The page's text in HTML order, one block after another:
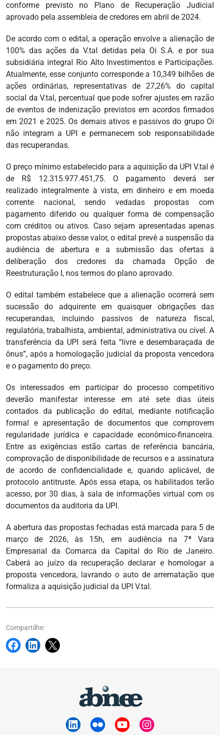
conforme previsto no Plano de Recuperação Judicial
aprovado pela assembleia de credores em abril de 2024.
De acordo com o edital, a operação envolve a alienação de
100% das ações da V.tal detidas pela Oi S.A. e por sua
subsidiária integral Rio Alto Investimentos e Participações.
Atualmente, esse conjunto corresponde a 10,349 bilhões de
ações ordinárias, representativas de 27,26% do capital
social da V.tal, percentual que pode sofrer ajustes em razão
de eventos de indenização previstos em acordos firmados
em 2021 e 2025. Os demais ativos e passivos do grupo Oi
não integram a UPI e permanecem sob responsabilidade
das recuperandas.
O preço mínimo estabelecido para a aquisição da UPI V.tal é
de R$ 12.315.977.451,75. O pagamento deverá ser
realizado integralmente à vista, em dinheiro e em moeda
corrente nacional, sendo vedadas propostas com
pagamento diferido ou qualquer forma de compensação
com créditos ou ativos. Caso sejam apresentadas apenas
propostas abaixo desse valor, o edital prevê a suspensão da
audiência de abertura e a submissão das ofertas à
deliberação dos credores da chamada Opção de
Reestruturação I, nos termos do plano aprovado.
O edital também estabelece que a alienação ocorrerá sem
sucessão do adquirente em quaisquer obrigações das
recuperandas, incluindo passivos de natureza fiscal,
regulatória, trabalhista, ambiental, administrativa ou cível. A
transferência da UPI será feita “livre e desembaraçada de
ônus”, após a homologação judicial da proposta vencedora
e o pagamento do preço.
Os interessados em participar do processo competitivo
deverão manifestar interesse em até sete dias úteis
contados da publicação do edital, mediante notificação
formal e apresentação de documentos que comprovem
regularidade jurídica e capacidade econômico-financeira.
Entre as exigências estão cartas de referência bancária,
comprovação de disponibilidade de recursos e a assinatura
de acordo de confidencialidade e, quando aplicável, de
protocolo antitruste. Após essa etapa, os habilitados terão
acesso, por 30 dias, à sala de informações virtual com os
documentos da auditoria da UPI.
A abertura das propostas fechadas está marcada para 5 de
março de 2026, às 15h, em audiência na 7ª Vara
Empresarial da Comarca da Capital do Rio de Janeiro.
Caberá ao juízo da recuperação declarar e homologar a
proposta vencedora, lavrando o auto de arrematação que
formaliza a aquisição judicial da UPI V.tal.
Compartilhe: